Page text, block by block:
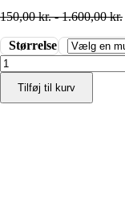
150,00kr.-1.600,00kr.
Størrelse
Morning
field
(Stort
billede
Tilføj til kurv